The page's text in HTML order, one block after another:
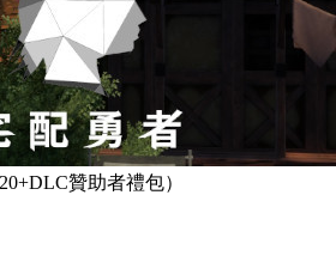
贊助者禮包）